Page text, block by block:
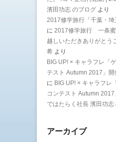
濱田功志 のブログ より
2017修学旅行「千葉・
に 2017修学旅行 一条蜜
越しいただきありがとう
希 より
BIG UP! × キャラフレ「
テスト Autumn 2017」
に BIG UP! × キャラフレ
コンテスト Autumn
ではたらく社長 濱田功志
アーカイブ